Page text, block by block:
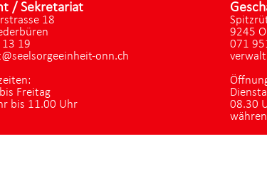
/ Sekretariat
18
19
onn.ch
Freitag
bis 11.00 Uhr
9245
071
08.30